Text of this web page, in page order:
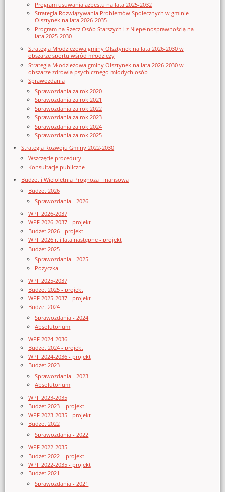
Program usuwania azbestu na lata 2025-2032
Strategia Rozwiązywania Problemów Społecznych w gminie
Olsztynek na lata 2026-2035
Program na Rzecz Osób Starszych i z Niepełnosprawnością na
lata 2025-2030
Strategia Młodzieżowa gminy Olsztynek na lata 2026-2030 w
obszarze sportu wśród młodzieży
Strategia Młodzieżowa gminy Olsztynek na lata 2026-2030 w
obszarze zdrowia psychicznego młodych osób
Sprawozdania
Sprawozdania za rok 2020
Sprawozdania za rok 2021
Sprawozdania za rok 2022
Sprawozdania za rok 2023
Sprawozdania za rok 2024
Sprawozdania za rok 2025
Strategia Rozwoju Gminy 2022-2030
Wszczęcie procedury
Konsultacje publiczne
Budżet i Wieloletnia Prognoza Finansowa
Budżet 2026
Sprawozdania - 2026
WPF 2026-2037
WPF 2026-2037 - projekt
Budżet 2026 - projekt
WPF 2026 r. i lata następne - projekt
Budżet 2025
Sprawozdania - 2025
Pożyczka
WPF 2025-2037
Budżet 2025 - projekt
WPF 2025-2037 - projekt
Budżet 2024
Sprawozdania - 2024
Absolutorium
WPF 2024-2036
Budżet 2024 - projekt
WPF 2024-2036 - projekt
Budżet 2023
Sprawozdania - 2023
Absolutorium
WPF 2023-2035
Budżet 2023 – projekt
WPF 2023-2035 - projekt
Budżet 2022
Sprawozdania - 2022
WPF 2022-2035
Budżet 2022 – projekt
WPF 2022-2035 - projekt
Budżet 2021
Sprawozdania - 2021